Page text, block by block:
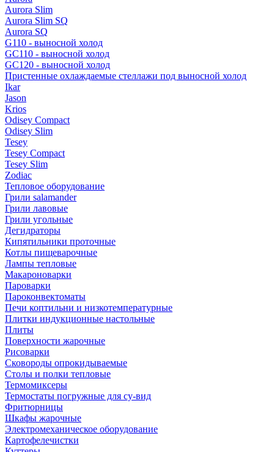
Aurora Slim
Aurora Slim SQ
Aurora SQ
G110 - выносной холод
GC110 - выносной холод
GC120 - выносной холод
Пристенные охлаждаемые стеллажи под выносной холод
Ikar
Jason
Krios
Odisey Compact
Odisey Slim
Tesey
Tesey Compact
Tesey Slim
Zodiac
Тепловое оборудование
Грили salamander
Грили лавовые
Грили угольные
Дегидраторы
Кипятильники проточные
Котлы пищеварочные
Лампы тепловые
Макароноварки
Пароварки
Пароконвектоматы
Печи коптильни и низкотемпературные
Плитки индукционные настольные
Плиты
Поверхности жарочные
Рисоварки
Сковороды опрокидываемые
Столы и полки тепловые
Термомиксеры
Термостаты погружные для су-вид
Фритюрницы
Шкафы жарочные
Электромеханическое оборудование
Картофелечистки